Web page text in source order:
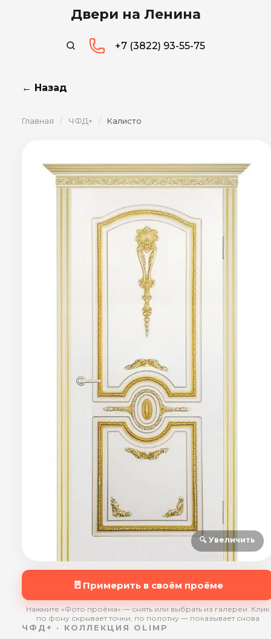
Двери на Ленина
+7 (3822) 93-55-75
← Назад
Главная / ЧФД+ / Калисто
🔍 Увеличить
🚪 Примерить в своём проёме
Нажмите «Фото проёма» — снять или выбрать из галереи. Клик
по фону скрывает точки, по полотну — показывает снова
ЧФД+ · КОЛЛЕКЦИЯ OLIMP